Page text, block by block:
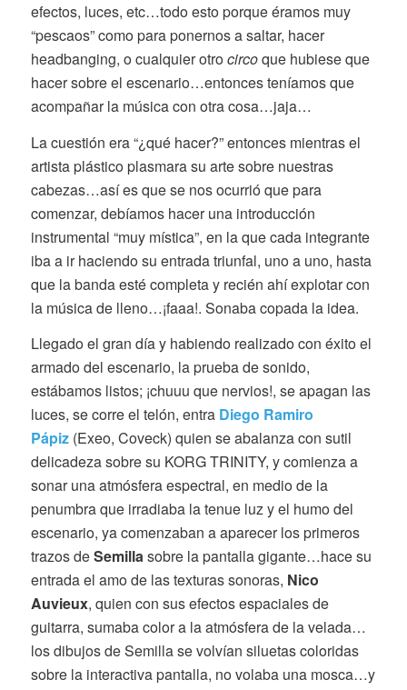
efectos, luces, etc…todo esto porque éramos muy
“pescaos” como para ponernos a saltar, hacer
headbanging, o cualquier otrocircoque hubiese que
hacer sobre el escenario…entonces teníamos que
acompañar la música con otra cosa…jaja…
La cuestión era “¿qué hacer?” entonces mientras el
artista plástico plasmara su arte sobre nuestras
cabezas…así es que se nos ocurrió que para
comenzar, debíamos hacer una introducción
instrumental “muy mística”, en la que cada integrante
iba a ir haciendo su entrada triunfal, uno a uno, hasta
que la banda esté completa y recién ahí explotar con
la música de lleno…¡faaa!. Sonaba copada la idea.
Llegado el gran día y habiendo realizado con éxito el
armado del escenario, la prueba de sonido,
estábamos listos; ¡chuuu que nervios!, se apagan las
luces, se corre el telón, entra Diego Ramiro
Pápiz(Exeo, Coveck) quien se abalanza con sutil
delicadeza sobre su KORG TRINITY, y comienza a
sonar una atmósfera espectral, en medio de la
penumbra que irradiaba la tenue luz y el humo del
escenario, ya comenzaban a aparecer los primeros
trazos deSemillasobre la pantalla gigante…hace su
entrada el amo de las texturas sonoras, Nico
Auvieux, quien con sus efectos espaciales de
guitarra, sumaba color a la atmósfera de la velada…
los dibujos de Semilla se volvían siluetas coloridas
sobre la interactiva pantalla, no volaba una mosca…y